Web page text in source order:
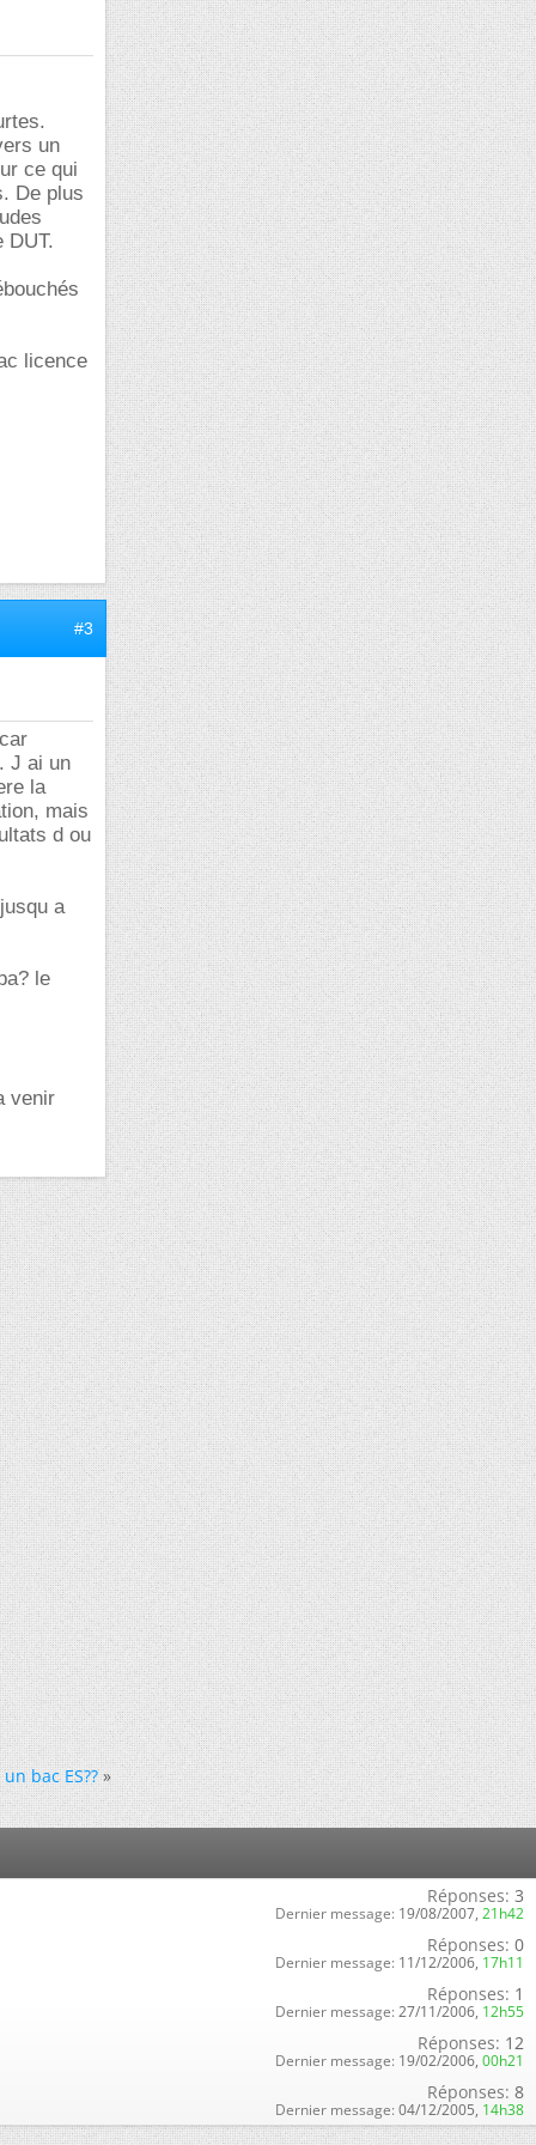
un
ce qui
De plus
DUT.
licence
#3
J ai un
la
mais
d ou
a
le
venir
bac ES?? »
Réponses: 3
Dernier message: 19/08/2007, 21h42
Réponses: 0
Dernier message: 11/12/2006, 17h11
Réponses: 1
Dernier message: 27/11/2006, 12h55
Réponses: 12
Dernier message: 19/02/2006, 00h21
Réponses: 8
Dernier message: 04/12/2005, 14h38